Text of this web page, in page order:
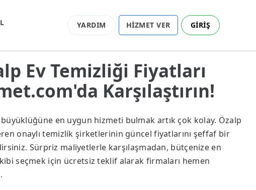
YARDIM HİZMET VER GİRİŞ
Ev Temizliği Fiyatları
Karşılaştırın!
büyüklüğüne en uygun hizmeti bulmak artık çok kolay. Özalp
onaylı temizlik şirketlerinin güncel fiyatlarını şeffaf bir
Sürpriz maliyetlerle karşılaşmadan, bütçenize en
seçmek için ücretsiz teklif alarak firmaları hemen